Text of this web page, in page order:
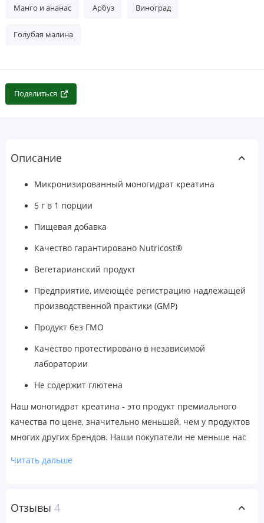
Манго и ананас Арбуз Виноград
Голубая малина
Поделиться
Описание
Микронизированный моногидрат креатина
5 г в 1 порции
Пищевая добавка
Качество гарантировано Nutricost®
Вегетарианский продукт
Предприятие, имеющее регистрацию надлежащей
производственной практики (GMP)
Продукт без ГМО
Качество протестировано в независимой
лаборатории
Не содержит глютена
Наш моногидрат креатина - это продукт премиального
качества по цене, значительно меньшей, чем у продуктов
многих других брендов. Наши покупатели не меньше нас
рекомендациями врача или в следующей форме:
Читать дальше
Отзывы 4